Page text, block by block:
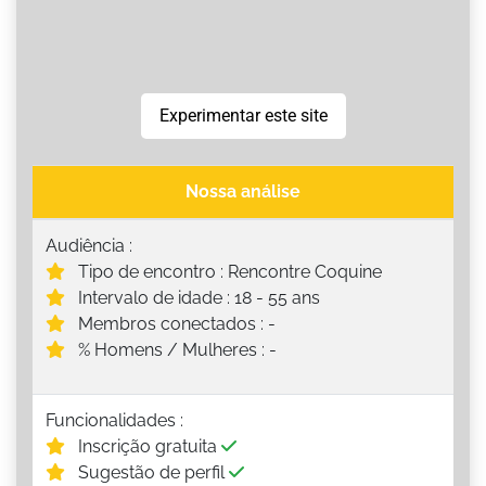
Experimentar este site
Nossa análise
Audiência :
Tipo de encontro : Rencontre Coquine
Intervalo de idade : 18 - 55 ans
Membros conectados : -
% Homens / Mulheres : -
Funcionalidades :
Inscrição gratuita
Sugestão de perfil